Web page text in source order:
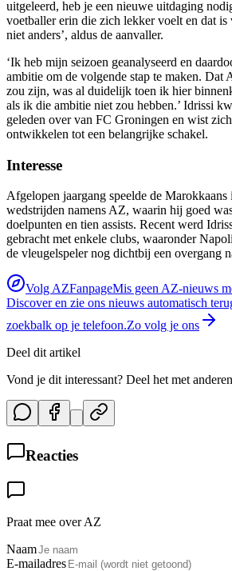
uitgeleerd, heb je een nieuwe uitdaging
voetballer erin die zich lekker voelt en dat
niet anders’, aldus de aanvaller.
‘Ik heb mijn seizoen geanalyseerd en
ambitie om de volgende stap te maken. Dat
zou zijn, was al duidelijk toen ik hier
als ik die ambitie niet zou hebben.’ Idrissi
geleden over van FC Groningen en wist
ontwikkelen tot een belangrijke schakel.
Interesse
Afgelopen jaargang speelde de Marokkaans
wedstrijden namens AZ, waarin hij goed
doelpunten en tien assists. Recent werd
gebracht met enkele clubs, waaronder
de vleugelspeler nog dichtbij een overgang
Volg AZFanpageMis geen AZ-nieuws
Discover en zie ons nieuws automatisch
zoekbalk op je telefoon.Zo volg je ons
Deel dit artikel
Vond je dit interessant? Deel het met anderen
Reacties
Praat mee over AZ
Naam
E-mailadres